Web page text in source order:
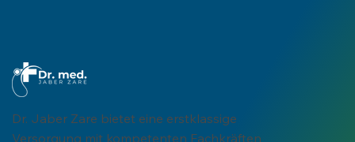
Dr. Jaber Zare bietet eine erstklassige
Versorgung mit kompetenten Fachkräften